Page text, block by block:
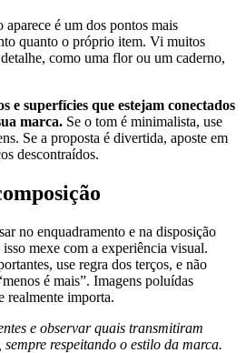
é um dos pontos mais
quanto o próprio item. Vi muitos
como uma flor ou um caderno,
e superfícies que estejam conectados
marca. Se o tom é minimalista, use
Se a proposta é divertida, aposte em
descontraídos.
no enquadramento e na disposição
mexe com a experiência visual.
use regra dos terços, e não
é mais”. Imagens poluídas
realmente importa.
e observar quais transmitiram
respeitando o estilo da marca.